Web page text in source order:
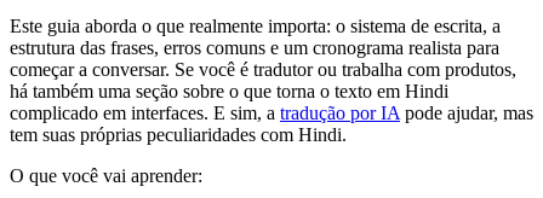
Este guia aborda o que realmente importa: o sistema de escrita, a
estrutura das frases, erros comuns e um cronograma realista para
começar a conversar. Se você é tradutor ou trabalha com produtos,
há também uma seção sobre o que torna o texto em Hindi
complicado em interfaces. E sim, a tradução por IA pode ajudar, mas
tem suas próprias peculiaridades com Hindi.
O que você vai aprender: